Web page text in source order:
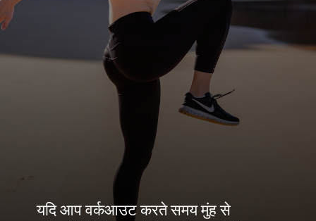
यदि आप वर्कआउट करते समय मुंह से